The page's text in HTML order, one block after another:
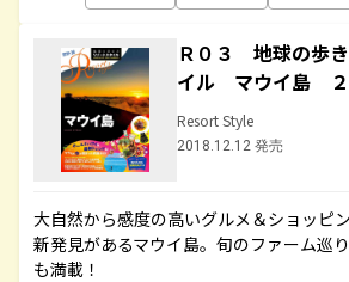
Ｒ０３ 地球の歩
イル マウイ島 ２
Resort Style
2018.12.12 発売
大自然から感度の高いグルメ＆ショッピ
新発見があるマウイ島。旬のファーム巡
も満載！